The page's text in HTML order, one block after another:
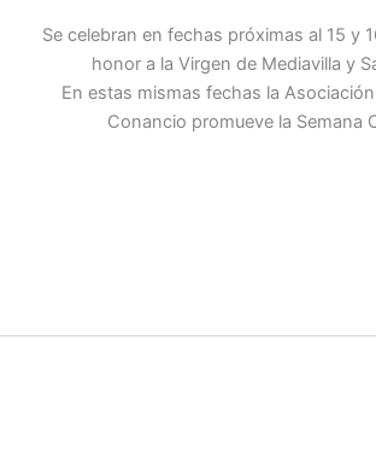
Se celebran en fechas próximas al 15 y
honor a la Virgen de Mediavilla y
En estas mismas fechas la
Conancio promueve la Semana